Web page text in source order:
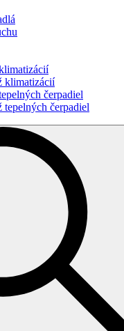
klimatizácií
čerpadiel
tepelných čerpadiel